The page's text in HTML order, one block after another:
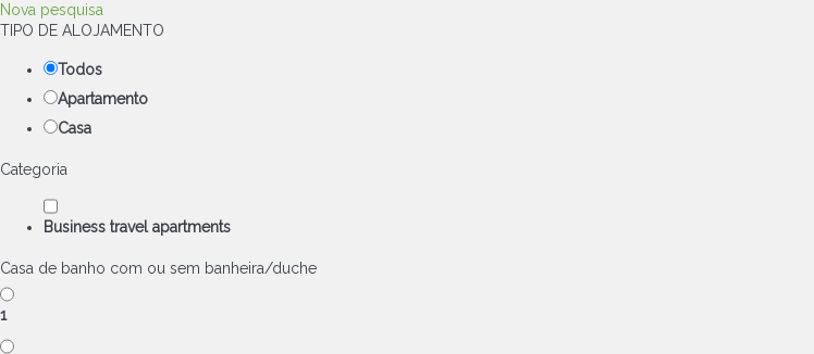
Nova pesquisa
TIPO DE ALOJAMENTO
Todos
Apartamento
Casa
Categoria
Business travel apartments
Casa de banho com ou sem banheira/duche
1